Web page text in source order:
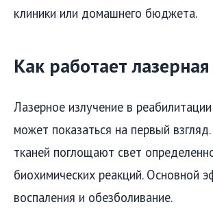
клиники или домашнего бюджета.
Как работает
Лазерное излучение в
может показаться на первый
тканей поглощают свет
биохимических реакций. Основной
воспаления и обезболивание.